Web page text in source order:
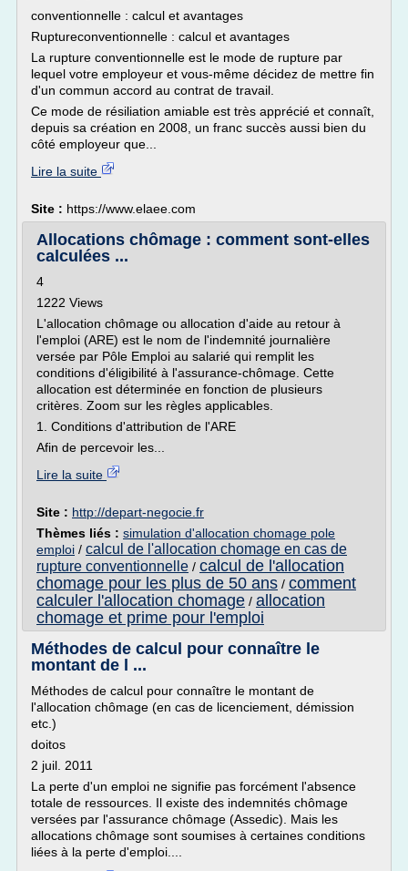
conventionnelle : calcul et avantages
Ruptureconventionnelle : calcul et avantages
La rupture conventionnelle est le mode de rupture par
lequel votre employeur et vous-même décidez de mettre fin
d'un commun accord au contrat de travail.
Ce mode de résiliation amiable est très apprécié et connaît,
depuis sa création en 2008, un franc succès aussi bien du
côté employeur que...
Lire la suite
Site : https://www.elaee.com
Allocations chômage : comment sont-elles
calculées ...
4
1222 Views
L'allocation chômage ou allocation d'aide au retour à
l'emploi (ARE) est le nom de l'indemnité journalière
versée par Pôle Emploi au salarié qui remplit les
conditions d'éligibilité à l'assurance-chômage. Cette
allocation est déterminée en fonction de plusieurs
critères. Zoom sur les règles applicables.
1. Conditions d'attribution de l'ARE
Afin de percevoir les...
Lire la suite
Site : http://depart-negocie.fr
Thèmes liés : simulation d'allocation chomage pole
emploi / calcul de l'allocation chomage en cas de
rupture conventionnelle / calcul de l'allocation
chomage pour les plus de 50 ans / comment
calculer l'allocation chomage / allocation
chomage et prime pour l'emploi
Méthodes de calcul pour connaître le
montant de l ...
Méthodes de calcul pour connaître le montant de
l'allocation chômage (en cas de licenciement, démission
etc.)
doitos
2 juil. 2011
La perte d'un emploi ne signifie pas forcément l'absence
totale de ressources. Il existe des indemnités chômage
versées par l'assurance chômage (Assedic). Mais les
allocations chômage sont soumises à certaines conditions
liées à la perte d'emploi....